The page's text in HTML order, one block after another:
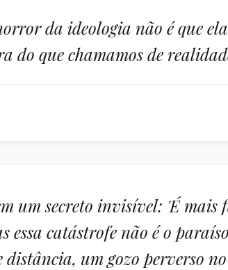
da ideologia não é que
do que chamamos de
um secreto invisível: 'É
essa catástrofe não é o
um gozo perverso